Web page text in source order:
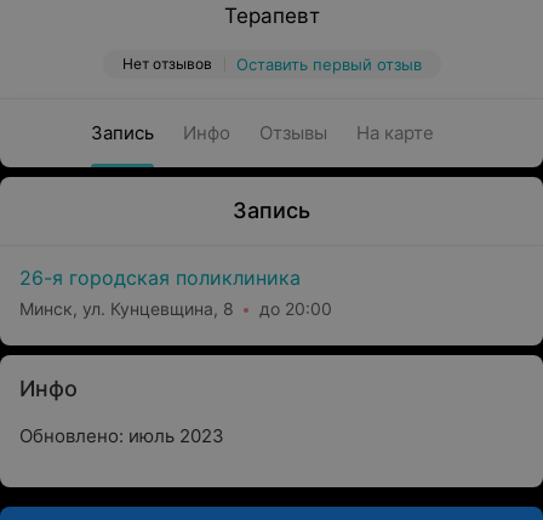
Терапевт
Нет отзывов Оставить первый отзыв
Запись Инфо Отзывы На карте
Запись
26-я городская поликлиника
Минск, ул. Кунцевщина, 8 до 20:00
Инфо
Обновлено: июль 2023